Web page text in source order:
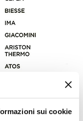
sui cookie
400 aziende italiane